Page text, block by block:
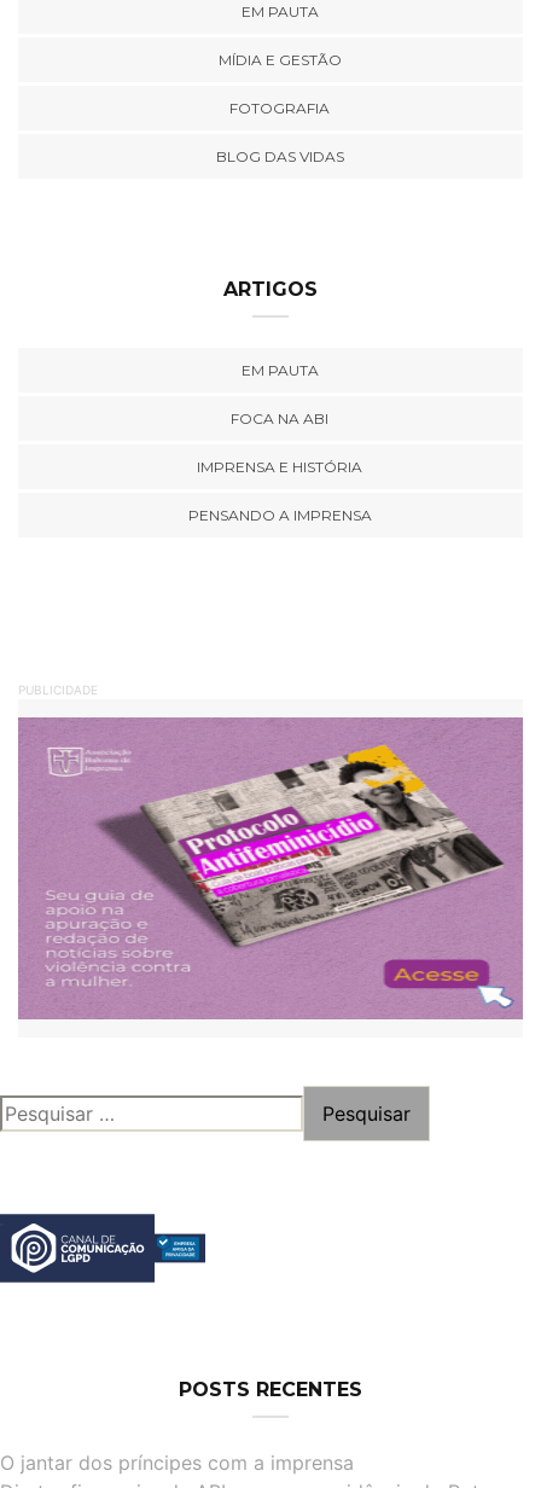
EM PAUTA
MÍDIA E GESTÃO
FOTOGRAFIA
BLOG DAS VIDAS
ARTIGOS
EM PAUTA
FOCA NA ABI
IMPRENSA E HISTÓRIA
PENSANDO A IMPRENSA
PUBLICIDADE
PESQUISAR
POR:
POSTS RECENTES
O jantar dos príncipes com a imprensa